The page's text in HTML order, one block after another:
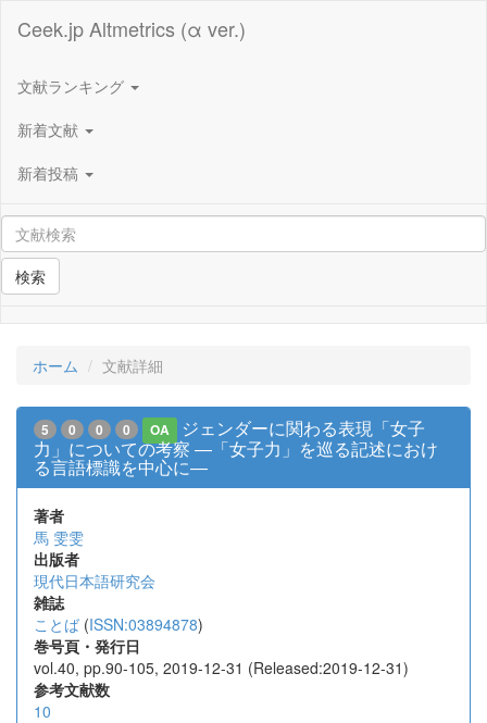
Ceek.jp Altmetrics (α ver.)
文献ランキング
新着文献
新着投稿
検索
ホーム 文献詳細
5 0 0 0 OA
ジェンダーに関わる表現「女子
力」についての考察 ―「女子力」を巡る記述におけ
る言語標識を中心に―
著者
馬 雯雯
出版者
現代日本語研究会
雑誌
ことば (ISSN:03894878)
巻号頁・発行日
vol.40, pp.90-105, 2019-12-31 (Released:2019-12-31)
参考文献数
10